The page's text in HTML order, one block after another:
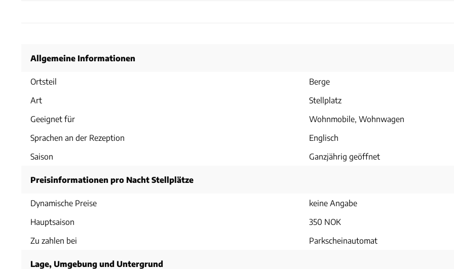
Allgemeine Informationen
Ortsteil
Berge
Art
Stellplatz
Geeignet für
Wohnmobile, Wohnwagen
Sprachen an der Rezeption
Englisch
Saison
Ganzjährig geöffnet
Preisinformationen pro Nacht Stellplätze
Dynamische Preise
keine Angabe
Hauptsaison
350 NOK
Zu zahlen bei
Parkscheinautomat
Lage, Umgebung und Untergrund